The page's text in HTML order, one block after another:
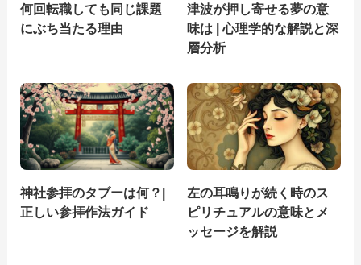
何回転職しても同じ課題
にぶち当たる理由
津波が押し寄せる夢の意
味は | 心理学的な解説と深
層分析
神社参拝のタブーは何？|
正しい参拝作法ガイド
左の耳鳴りが続く時のス
ピリチュアルの意味とメ
ッセージを解説